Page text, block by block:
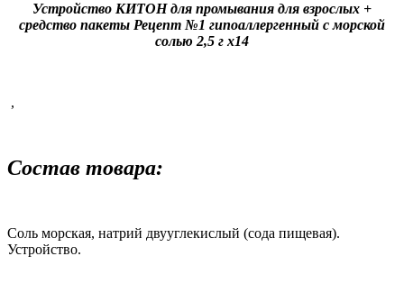
Устройство КИТОН для промывания для взрослых +
средство пакеты Рецепт №1 гипоаллергенный с морской
солью 2,5 г x14
,
Состав товара:
Соль морская, натрий двууглекислый (сода пищевая).
Устройство.